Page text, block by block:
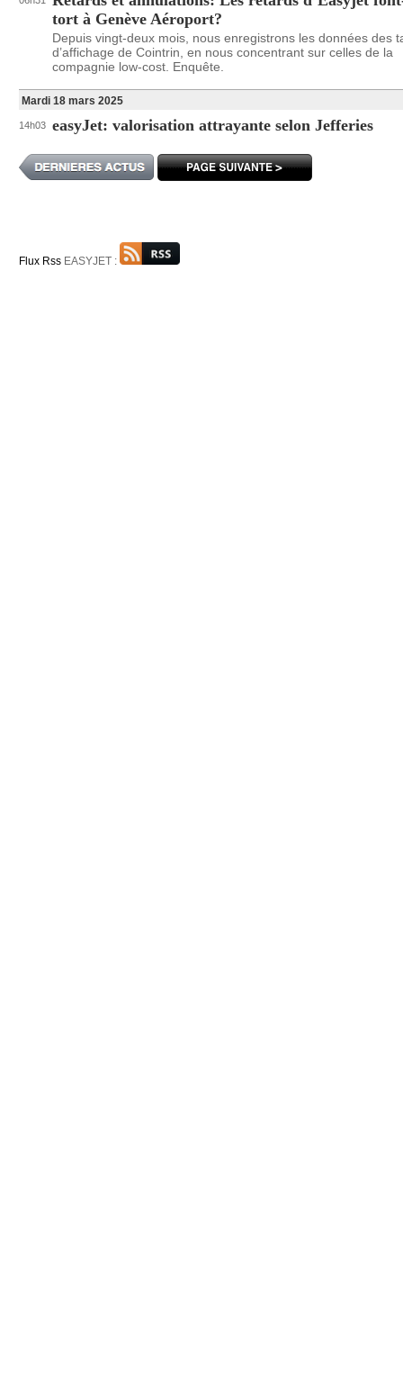
tort à Genève Aéroport?
Depuis vingt-deux mois, nous enregistrons les données des
d’affichage de Cointrin, en nous concentrant sur celles de la
compagnie low-cost. Enquête.
Mardi 18 mars 2025
14h03 easyJet: valorisation attrayante selon Jefferies
Flux Rss EASYJET :